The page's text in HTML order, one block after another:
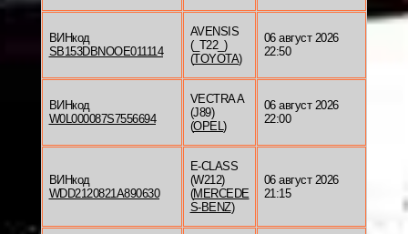
ВИНкод
SB153DBNOOE011114
AVENSIS
(_T22_)
(TOYOTA)
06 август 2026
22:50
ВИНкод
W0L000087S7556694
VECTRA A
(J89)
(OPEL)
06 август 2026
22:00
ВИНкод
WDD2120821A890630
E-CLASS
(W212)
(MERCEDE
S-BENZ)
06 август 2026
21:15